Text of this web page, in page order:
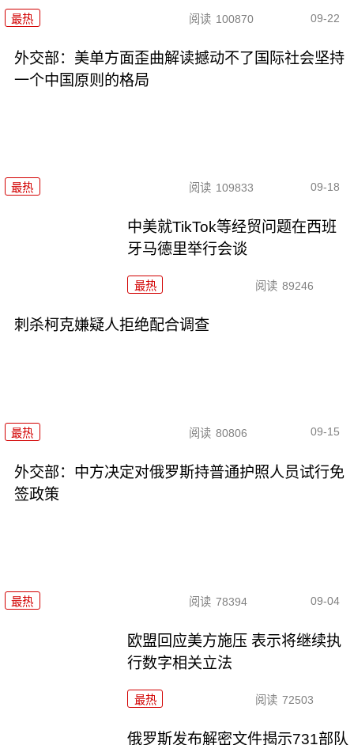
最热 阅读 100870 09-22
外交部：美单方面歪曲解读撼动不了国际社会坚持
一个中国原则的格局
最热 阅读 109833 09-18
中美就TikTok等经贸问题在西班
牙马德里举行会谈
最热 阅读 89246
刺杀柯克嫌疑人拒绝配合调查
最热 阅读 80806 09-15
外交部：中方决定对俄罗斯持普通护照人员试行免
签政策
最热 阅读 78394 09-04
欧盟回应美方施压 表示将继续执
行数字相关立法
最热 阅读 72503
俄罗斯发布解密文件揭示731部队